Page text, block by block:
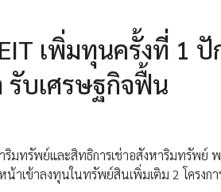
เพิ่มทุนครั้งที่ 1
รับเศรษฐกิจฟื้น
มทรัพย์และสิทธิการเช่าอสังหาริมทรัพย์
าเข้าลงทุนในทรัพย์สินเพิ่มเติม 2 โครงก